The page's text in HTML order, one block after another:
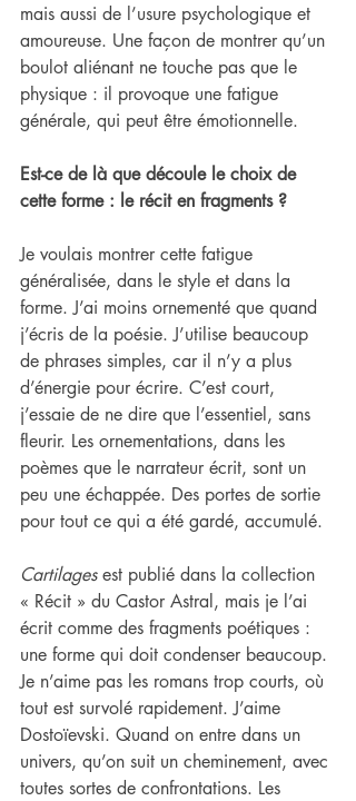
mais aussi de l’usure psychologique et
amoureuse. Une façon de montrer qu’un
boulot aliénant ne touche pas que le
physique : il provoque une fatigue
générale, qui peut être émotionnelle.
Est-ce de là que découle le choix de
cette forme : le récit en fragments ?
Je voulais montrer cette fatigue
généralisée, dans le style et dans la
forme. J’ai moins ornementé que quand
j’écris de la poésie. J’utilise beaucoup
de phrases simples, car il n’y a plus
d’énergie pour écrire. C’est court,
j’essaie de ne dire que l’essentiel, sans
fleurir. Les ornementations, dans les
poèmes que le narrateur écrit, sont un
peu une échappée. Des portes de sortie
pour tout ce qui a été gardé, accumulé.
Cartilages est publié dans la collection
« Récit » du Castor Astral, mais je l’ai
écrit comme des fragments poétiques :
une forme qui doit condenser beaucoup.
Je n’aime pas les romans trop courts, où
tout est survolé rapidement. J’aime
Dostoïevski. Quand on entre dans un
univers, qu’on suit un cheminement, avec
toutes sortes de confrontations. Les